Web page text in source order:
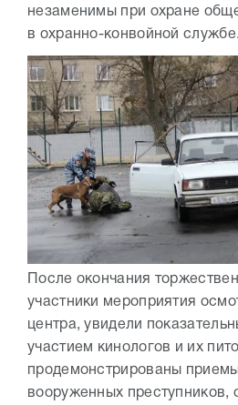
незаменимы при охране
в охранно-конвойной службе.
После окончания
участники мероприятия
центра, увидели
участием кинологов и их
продемонстрированы
вооруженных преступников,